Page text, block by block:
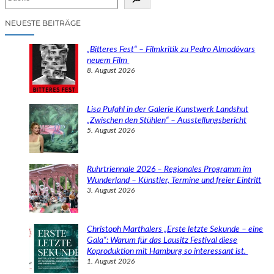
cNEUESTE BEITRÄGE
„Bitteres Fest“ – Filmkritik zu Pedro Almodóvars
neuem Film
8. August 2026
Lisa Pufahl in der Galerie Kunstwerk Landshut
„Zwischen den Stühlen“ – Ausstellungsbericht
5. August 2026
Ruhrtriennale 2026 – Regionales Programm im
Wunderland – Künstler, Termine und freier Eintritt
3. August 2026
Christoph Marthalers „Erste letzte Sekunde – eine
Gala“: Warum für das Lausitz Festival diese
Koproduktion mit Hamburg so interessant ist.
1. August 2026